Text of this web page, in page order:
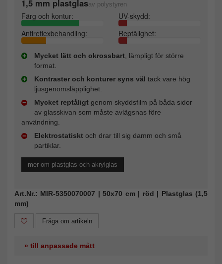
1,5 mm plastglasav polystyren
Färg och kontur:
UV-skydd:
Antireflexbehandling:
Reptålighet:
Mycket lätt och okrossbart , lämpligt för större
format.
Kontraster och konturer syns väl tack vare hög
ljusgenomsläpplighet.
Mycket reptåligt genom skyddsfilm på båda sidor
av glasskivan som måste avlägsnas före
användning.
Elektrostatiskt och drar till sig damm och små
partiklar.
mer om plastglas och akrylglas
Art.Nr.: MIR-5350070007 | 50x70 cm | röd | Plastglas (1,5
mm)
Fråga om artikeln
» till anpassade mått